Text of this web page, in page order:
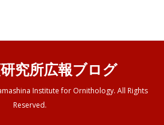
究所広報ブログ
Institute for Ornithology. All Rights
Reserved.